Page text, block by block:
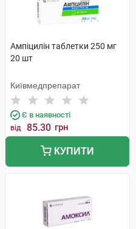
Ампіцилін таблетки 250 мг
20 шт
Київмедпрепарат
Є в наявності
від 85.30 грн
КУПИТИ